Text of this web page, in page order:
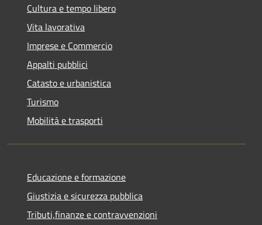
Cultura e tempo libero
Vita lavorativa
Imprese e Commercio
Appalti pubblici
Catasto e urbanistica
Turismo
Mobilità e trasporti
Educazione e formazione
Giustizia e sicurezza pubblica
Tributi,finanze e contravvenzioni